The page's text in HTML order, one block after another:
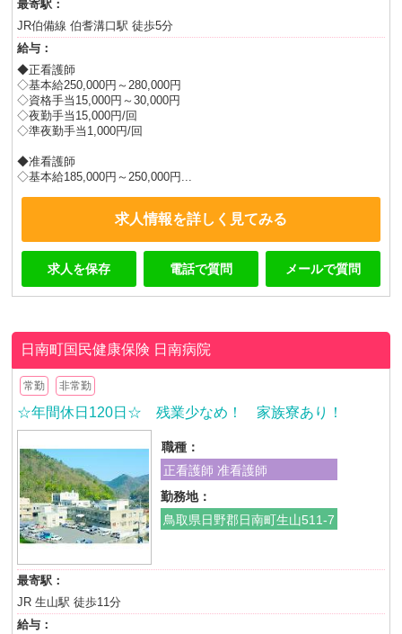
最寄駅：
JR伯備線 伯耆溝口駅 徒歩5分
給与：
◆正看護師
◇基本給250,000円～280,000円
◇資格手当15,000円～30,000円
◇夜勤手当15,000円/回
◇準夜勤手当1,000円/回
◆准看護師
◇基本給185,000円～250,000円...
求人情報を詳しく見てみる
求人を保存 電話で質問 メールで質問
日南町国民健康保険 日南病院
常勤 非常勤
☆年間休日120日☆ 残業少なめ！ 家族寮あり！
職種：
正看護師 准看護師
勤務地：
鳥取県日野郡日南町生山511-7
最寄駅：
JR 生山駅 徒歩11分
給与：